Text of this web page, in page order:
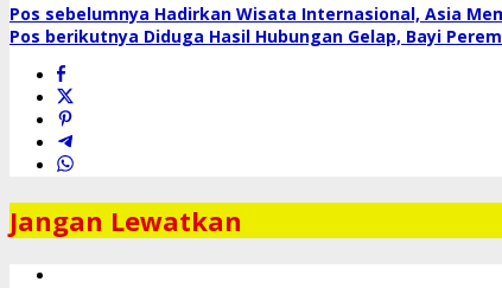
Pos sebelumnya Hadirkan Wisata Internasional, Asia
Pos berikutnya Diduga Hasil Hubungan Gelap, Bayi
Jangan Lewatkan